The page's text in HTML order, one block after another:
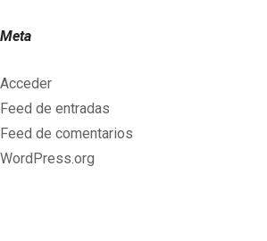
Meta
Acceder
Feed de entradas
Feed de comentarios
WordPress.org